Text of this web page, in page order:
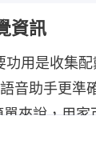
資訊
用是收集
音助手更準
來說，用家
「這是什麼